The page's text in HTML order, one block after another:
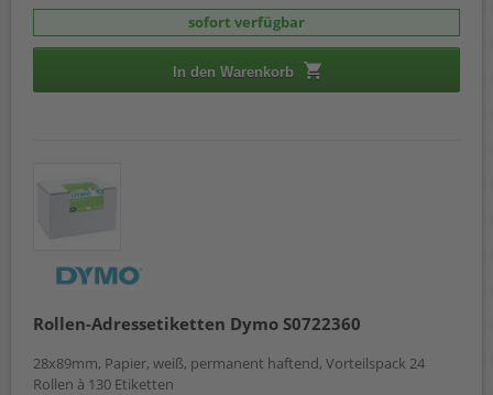
sofort verfügbar
In den Warenkorb
Rollen-Adressetiketten Dymo S0722360
28x89mm, Papier, weiß, permanent haftend, Vorteilspack 24
Rollen à 130 Etiketten